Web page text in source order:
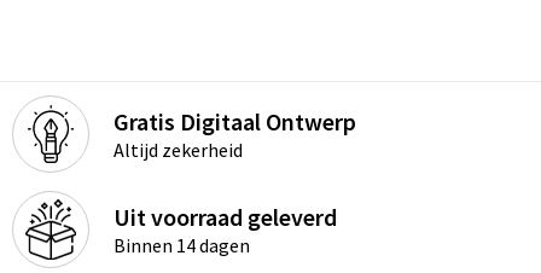
Gratis Digitaal Ontwerp
Altijd zekerheid
Uit voorraad geleverd
Binnen 14 dagen